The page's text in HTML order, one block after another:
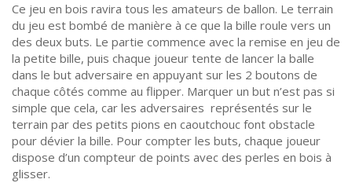
Ce jeu en bois ravira tous les amateurs de ballon. Le terrain
du jeu est bombé de manière à ce que la bille roule vers un
des deux buts. Le partie commence avec la remise en jeu de
la petite bille, puis chaque joueur tente de lancer la balle
dans le but adversaire en appuyant sur les 2 boutons de
chaque côtés comme au flipper. Marquer un but n’est pas si
simple que cela, car les adversaires représentés sur le
terrain par des petits pions en caoutchouc font obstacle
pour dévier la bille. Pour compter les buts, chaque joueur
dispose d’un compteur de points avec des perles en bois à
glisser.